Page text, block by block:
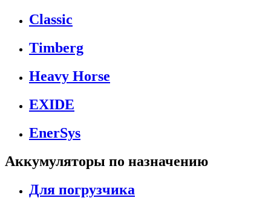
Classic
Timberg
Heavy Horse
EXIDE
EnerSys
Аккумуляторы по назначению
Для погрузчика